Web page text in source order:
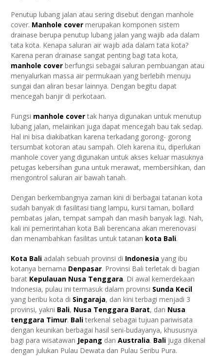
Penutup lubang jalan atau sering disebut dengan manhole
cover. Manhole cover merupakan komponen sistem
drainase berupa penutup lubang jalan yang wajib ada dalam
tata kota. Kenapa saluran air wajib ada dalam tata kota?
Karena peran drainase sangat penting bagi tata kota,
manhole cover berfungsi sebagai saluran pembuangan atau
menyalurkan massa air permukaan yang berlebih menuju
sungai dan aliran besar lainnya. Dengan begitu dapat
mencegah banjir di perkotaan.
Fungsi manhole covertak hanya digunakan untuk menutup
lubang jalan, melainkan juga dapat mencegah bau tak sedap.
Hal ini bisa diakibatkan karena terkadang gorong- gorong
tersumbat kotoran atau sampah. Oleh karena itu, diperlukan
manhole cover yang digunakan untuk akses keluar masuknya
petugas kebersihan guna untuk merawat, membersihkan, dan
mengontrol saluran air bawah tanah.
Dengan berkembangnya zaman kini di berbagai tatanan kota
sudah banyak di fasilitasi tiang lampu, kursi taman, bollard
pembatas jalan, tempat sampah dan masih banyak lagi. Nah,
kali ini pemerintahan kota Bali berencana akan merenovasi
dan menambahkan fasilitas untuk tatanan kota Bali.
Kota Bali adalah sebuah provinsi di Indonesia yang ibu
kotanya bernama Denpasar. Provinsi Bali terletak di bagian
barat Kepulauan Nusa Tenggara. Di awal kemerdekaan
Indonesia, pulau ini termasuk dalam provinsi Sunda Kecil
yang beribu kota di Singaraja, dan kini terbagi menjadi 3
provinsi, yakni Bali, Nusa Tenggara Barat, dan Nusa
tenggara Timur. Baliterkenal sebagai tujuan pariwisata
dengan keunikan berbagai hasil seni-budayanya, khususnya
bagi para wisatawan Jepang danAustralia. Bali juga dikenal
dengan julukan Pulau Dewata dan Pulau Seribu Pura.